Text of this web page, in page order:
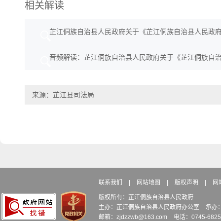
相关解读
芷江侗族自治县人民政府关于《芷江侗族自治县人民政
音频解读：芷江侗族自治县人民政府关于《芷江侗族自
来源：芷江县司法局
联系我们 网站地图 版权声明 网
版权所有：芷江侗族自治县人民政府
主办：芷江侗族自治县人民政府办公室
承办
邮箱：zjdzzwb@163.com
电话：0745-